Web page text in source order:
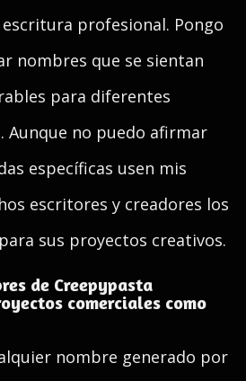
profesional. Pongo
nombres que se sientan
para diferentes
Aunque no puedo afirmar
específicas usen mis
escritores y creadores los
sus proyectos creativos.
de Creepypasta
comerciales como
nombre generado por